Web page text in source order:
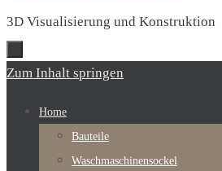
3D Visualisierung und Konstruktion
Zum Inhalt springen
Home
Bauteile
Waschmaschinensockel